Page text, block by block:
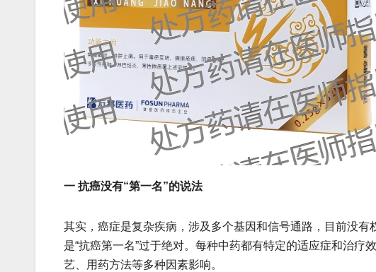
一 抗癌没有“第一名”的说法
其实，癌症是复杂疾病，涉及多个基因和信号通路，目前没
是“抗癌第一名”过于绝对。每种中药都有特定的适应症和治
艺、用药方法等多种因素影响。